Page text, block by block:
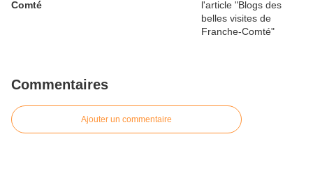
Comté
Commentaires
Ajouter un commentaire